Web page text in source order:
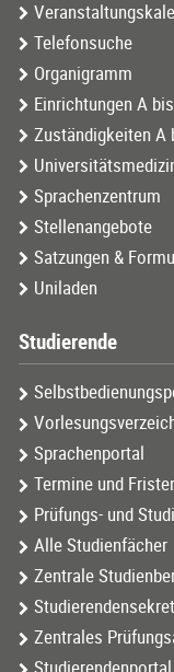
Telefonsuche
Organigramm
Einrichtungen A
Zuständigkeiten A
Sprachenzentrum
Stellenangebote
Satzungen &
Uniladen
Studierende
Sprachenportal
Termine und
Prüfungs- und
Alle Studienfächer
Zentrale
Zentrales